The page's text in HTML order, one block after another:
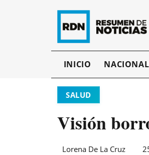
INICIO
SALUD
Visión
Lorena De La Cruz